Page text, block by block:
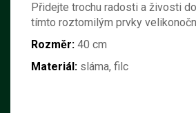
Přidejte trochu radosti a živosti
tímto roztomilým prvky
Rozměr: 40 cm
Materiál: sláma, filc